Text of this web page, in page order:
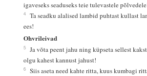
igaveseks seaduseks teie tulevastele
4 Ta seadku alalised lambid puhtast kullast
ees!
Ohvrileivad
5 Ja võta peent jahu ning küpseta sellest
olgu kahest kannust jahust!
6 Siis aseta need kahte ritta, kuus kumbagi